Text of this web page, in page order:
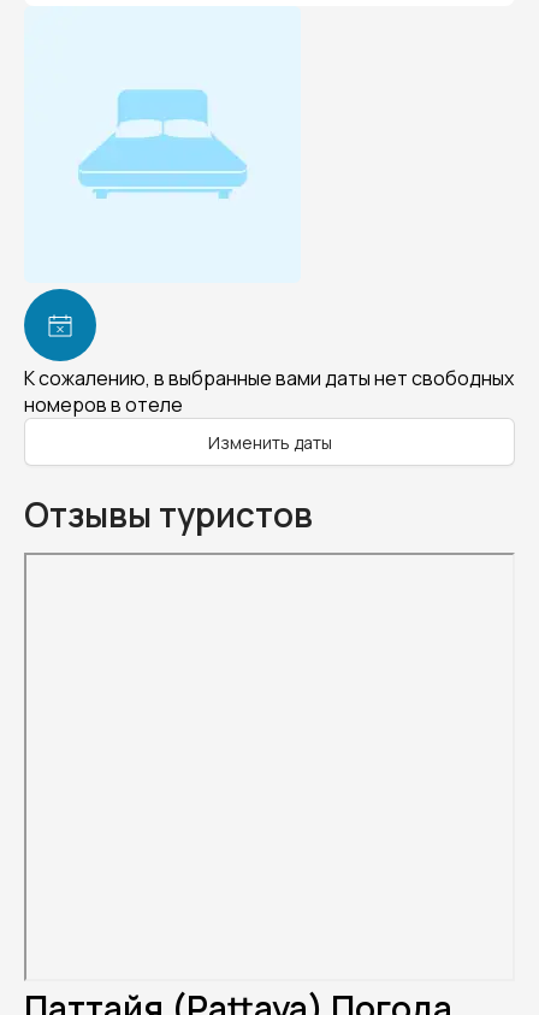
К сожалению, в выбранные вами даты нет свободных
номеров в отеле
Изменить даты
Отзывы туристов